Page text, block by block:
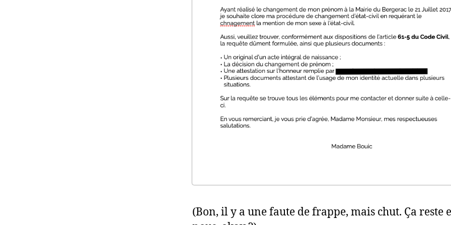
(Bon, il y a une faute de frappe, mais chut. Ça reste